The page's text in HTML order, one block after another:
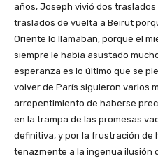
años, Joseph vivió dos
traslados de vuelta a Beirut
Oriente lo llamaban, porque el
siempre le había asustado
esperanza es lo último que se
volver de París siguieron varios
arrepentimiento de haberse
en la trampa de las promesas
definitiva, y por la frustración de
tenazmente a la ingenua ilusión